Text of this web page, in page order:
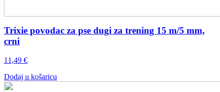
Trixie povodac za pse dugi za trening 15 m/5 mm,
crni
11,49 €
Dodaj u košaricu